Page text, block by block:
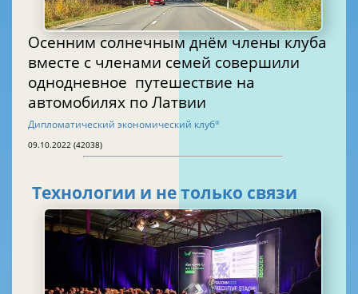
Осенним солнечным днём члены клуба
вместе с членами семей совершили
однодневное путешествие на
автомобилях по Латвии
Дипломатический экономический клуб®
09.10.2022 (42038)
Технологии и не только связи